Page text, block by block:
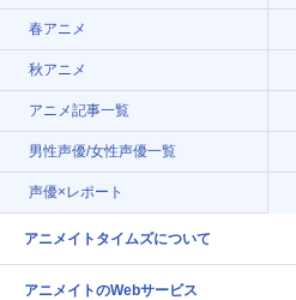
春アニメ
秋アニメ
アニメ記事一覧
男性声優/女性声優一覧
声優×レポート
アニメイトタイムズについて
アニメイトのWebサービス